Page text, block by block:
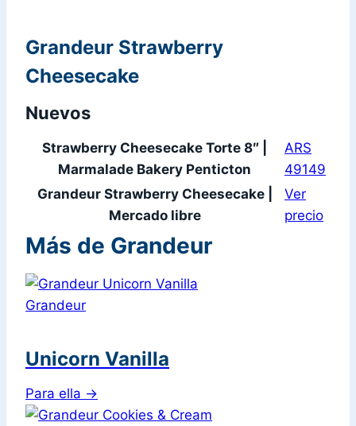
Grandeur Strawberry
Cheesecake
Nuevos
Strawberry Cheesecake Torte 8″ |
Marmalade Bakery Penticton
ARS
49149
Grandeur Strawberry Cheesecake |
Mercado libre
Ver
precio
Más de Grandeur
Grandeur
Unicorn Vanilla
Para ella →